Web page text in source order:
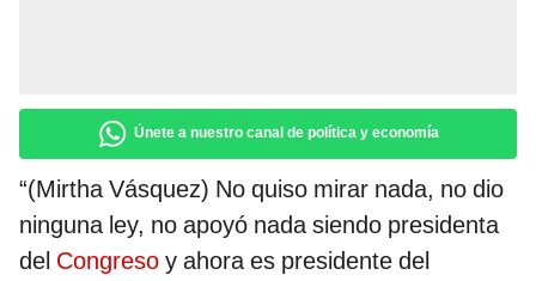
Únete a nuestro canal de política y economía
“(Mirtha Vásquez) No quiso mirar nada, no dio
ninguna ley, no apoyó nada siendo presidenta
del Congreso y ahora es presidente del